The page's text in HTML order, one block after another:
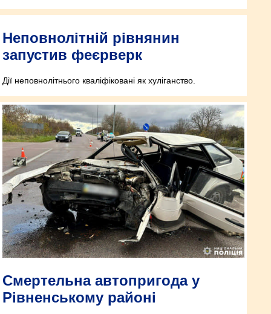
Неповнолітній рівнянин
запустив феєрверк
Дії неповнолітнього кваліфіковані як хуліганство.
Смертельна автопригода у
Рівненському районі